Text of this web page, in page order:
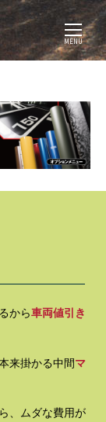
MENU
から車両値引き
来掛かる中間マ
、ムダな費用が